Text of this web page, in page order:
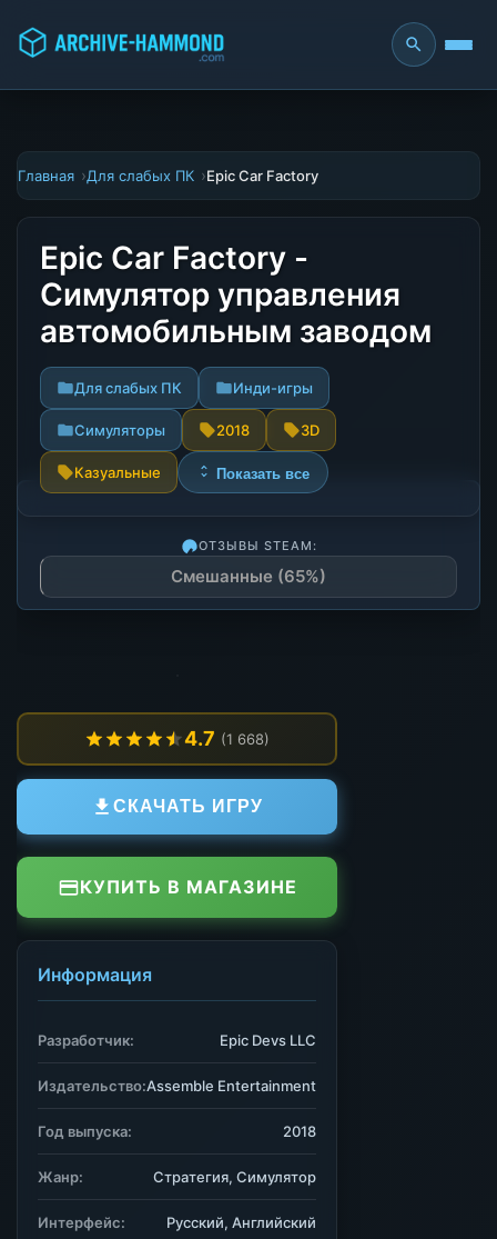
Главная Для слабых ПК Epic Car Factory
Epic Car Factory -
Симулятор управления
автомобильным заводом
Для слабых ПК Инди-игры
Симуляторы 2018 3D
Казуальные Показать все
ОТЗЫВЫ STEAM:
Смешанные (65%)
4.7 (1 668)
СКАЧАТЬ ИГРУ
КУПИТЬ В МАГАЗИНЕ
Информация
Разработчик: Epic Devs LLC
Издательство:Assemble Entertainment
Год выпуска: 2018
Жанр: Стратегия, Симулятор
Интерфейс: Русский, Английский